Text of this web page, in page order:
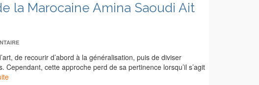
la Marocaine Amina Saoudi Ait
de recourir d’abord à la généralisation, puis de diviser
Cependant, cette approche perd de sa pertinence lorsqu’il s’agit